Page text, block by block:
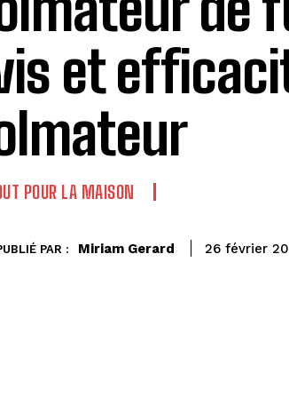
et
POUR LA MAISON
PAR : Miriam Gerard 26 février